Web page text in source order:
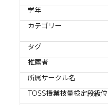
学年
カテゴリー
タグ
推薦者
所属サークル名
TOSS授業技量検定段級位